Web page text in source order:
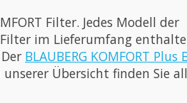
Filter. Jedes Modell der
Filter im Lieferumfang
BLAUBERG KOMFORT Plus
unserer Übersicht finden Sie